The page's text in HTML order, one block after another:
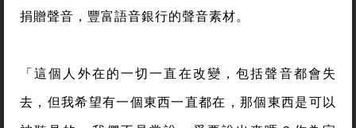
捐贈聲音，豐富語音銀行的聲音素材。
「這個人外在的一切一直在改變，包括聲音都會失
去，但我希望有一個東西一直都在，那個東西是可以